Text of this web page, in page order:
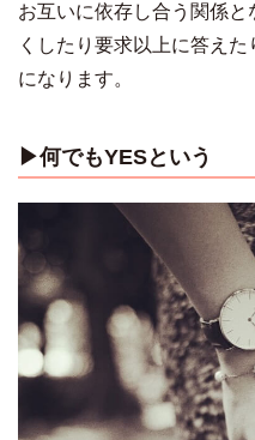
お互いに依存し合う関係
くしたり要求以上に答え
になります。
▶︎何でもYESという